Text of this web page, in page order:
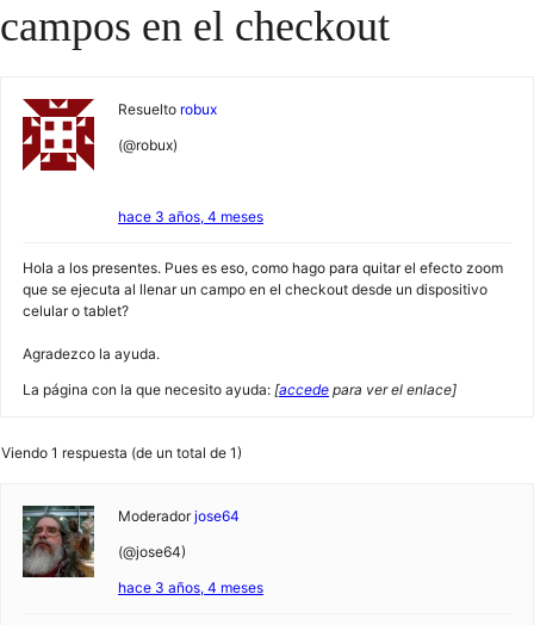
campos en el checkout
Resuelto robux
(@robux)
hace 3 años, 4 meses
Hola a los presentes. Pues es eso, como hago para quitar el efecto zoom
que se ejecuta al llenar un campo en el checkout desde un dispositivo
celular o tablet?
Agradezco la ayuda.
La página con la que necesito ayuda: [accede para ver el enlace]
Viendo 1 respuesta (de un total de 1)
Moderador jose64
(@jose64)
hace 3 años, 4 meses